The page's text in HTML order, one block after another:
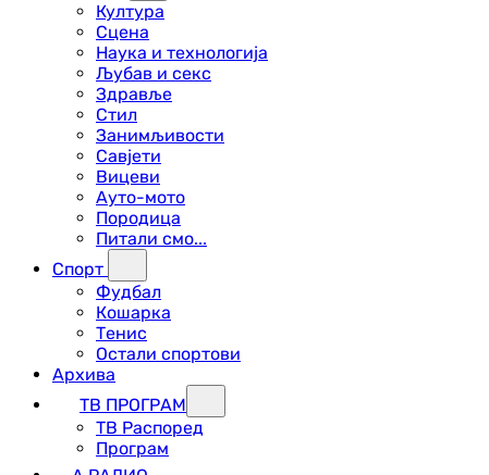
Култура
Сцена
Наука и технологија
Љубав и секс
Здравље
Стил
Занимљивости
Савјети
Вицеви
Ауто-мото
Породица
Питали смо...
Спорт
Фудбал
Кошарка
Тенис
Остали спортови
Архива
ТВ ПРОГРАМ
ТВ Распоред
Програм